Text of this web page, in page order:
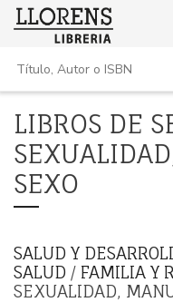
LIBROS DE
SEXO
SALUD Y
SALUD / FAMILIA Y
SEXUALIDAD,